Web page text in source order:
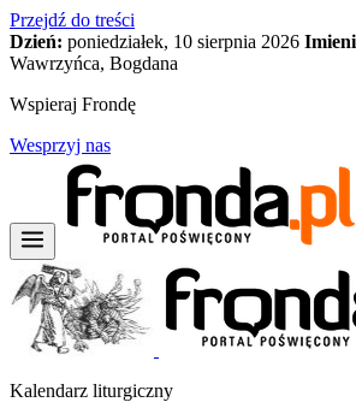
Przejdź do treści
Dzień: poniedziałek, 10 sierpnia 2026
Wawrzyńca, Bogdana
Wspieraj Frondę
Wesprzyj nas
Kalendarz liturgiczny